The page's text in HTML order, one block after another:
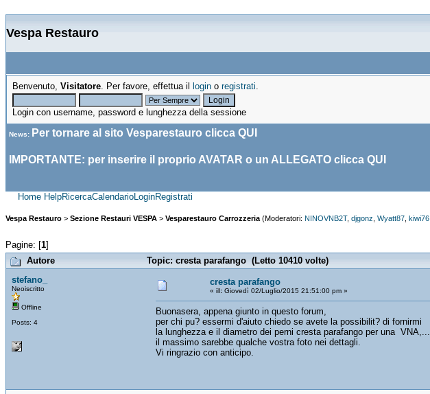
Vespa Restauro
Benvenuto, Visitatore. Per favore, effettua il login o registrati.
Login con username, password e lunghezza della sessione
News: Per tornare al sito Vesparestauro clicca QUI
IMPORTANTE: per inserire il proprio AVATAR o un ALLEGATO clicca QUI
Home HelpRicercaCalendarioLoginRegistrati
Vespa Restauro > Sezione Restauri VESPA > Vesparestauro Carrozzeria (Moderatori: NINOVNB2T, djgonz Wyatt87 kiwi76
Pagine: [1]
Autore
Topic: cresta parafango (Letto 10410 volte)
stefano_
Neoiscritto
Offline
Posts: 4
cresta parafango
« il: Giovedì 02/Luglio/2015 21:51:00 pm »
Buonasera, appena giunto in questo forum,
per chi pu? essermi d'aiuto chiedo se avete la possibilit? di fornirmi
la lunghezza e il diametro dei perni cresta parafango per una VNA,...
il massimo sarebbe qualche vostra foto nei dettagli.
Vi ringrazio con anticipo.